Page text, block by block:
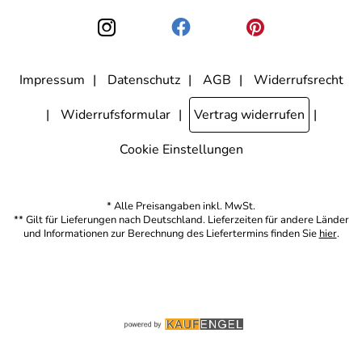
den Link "Abmelden" am Ende des Newsletters anklicke. Die
Datenschutzerklärung
habe ich zur Kenntnis genommen.
Impressum Datenschutz AGB
Widerrufsrecht
Widerrufsformular
Vertrag widerrufen
Cookie Einstellungen
* Alle Preisangaben inkl. MwSt.
** Gilt für Lieferungen nach Deutschland. Lieferzeiten für andere Länder
und Informationen zur Berechnung des Liefertermins finden Sie hier.